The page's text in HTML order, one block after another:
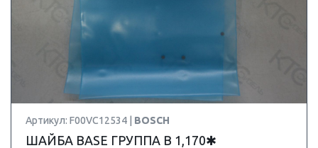
Артикул: F00VC12534 | BOSCH
ШАЙБА BASE ГРУППА B 1,170✱